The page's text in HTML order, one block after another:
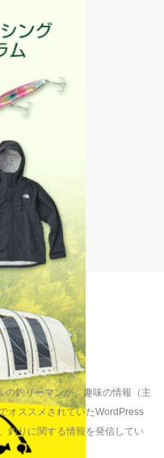
釣リーマンが、趣味の情報（主
オススメされていたWordPress
釣りに関する情報を発信してい